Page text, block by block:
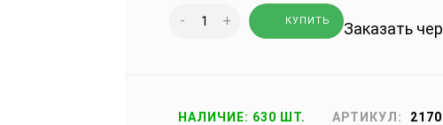
- + КУПИТЬ Заказать
НАЛИЧИЕ: 630 ШТ. АРТИКУЛ: